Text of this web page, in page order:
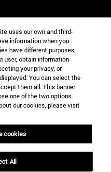
York EE.UU
Múnich Alemania
uses our own and third-
information when you
have different purposes.
user, obtain information
your privacy, or
You can select the
them all. This banner
one of the two options.
our cookies, please visit
cookies
All